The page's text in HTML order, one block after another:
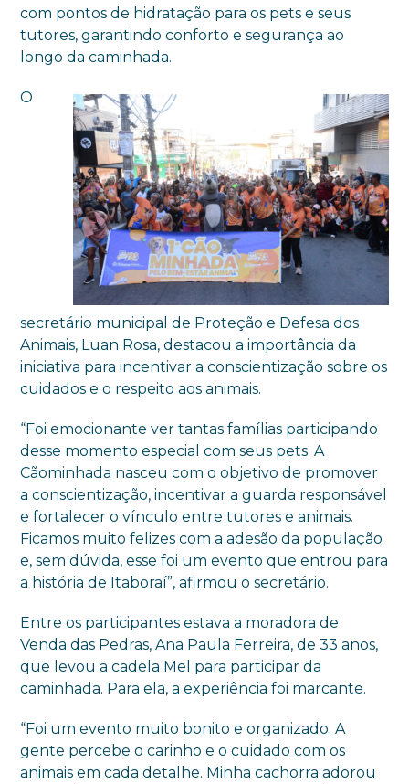
com pontos de hidratação para os pets e seus
tutores, garantindo conforto e segurança ao
longo da caminhada.
O
secretário municipal de Proteção e Defesa dos
Animais, Luan Rosa, destacou a importância da
iniciativa para incentivar a conscientização sobre os
cuidados e o respeito aos animais.
“Foi emocionante ver tantas famílias participando
desse momento especial com seus pets. A
Cãominhada nasceu com o objetivo de promover
a conscientização, incentivar a guarda responsável
e fortalecer o vínculo entre tutores e animais.
Ficamos muito felizes com a adesão da população
e, sem dúvida, esse foi um evento que entrou para
a história de Itaboraí”, afirmou o secretário.
Entre os participantes estava a moradora de
Venda das Pedras, Ana Paula Ferreira, de 33 anos,
que levou a cadela Mel para participar da
caminhada. Para ela, a experiência foi marcante.
“Foi um evento muito bonito e organizado. A
gente percebe o carinho e o cuidado com os
animais em cada detalhe. Minha cachorra adorou